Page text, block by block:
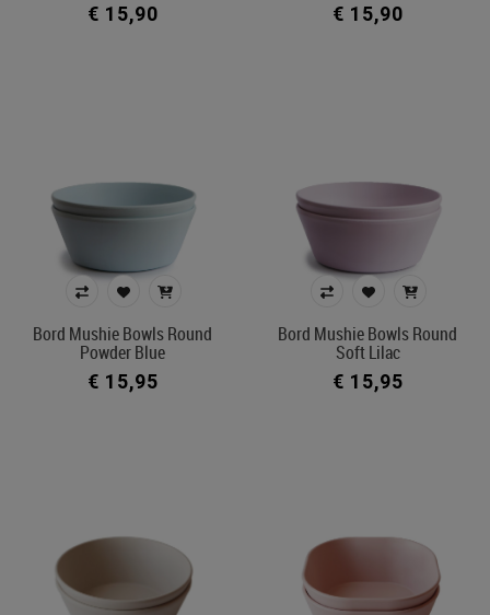
€ 15,90 € 15,90
Bord Mushie Bowls Round
Powder Blue
€ 15,95
Bord Mushie Bowls Round
Soft Lilac
€ 15,95